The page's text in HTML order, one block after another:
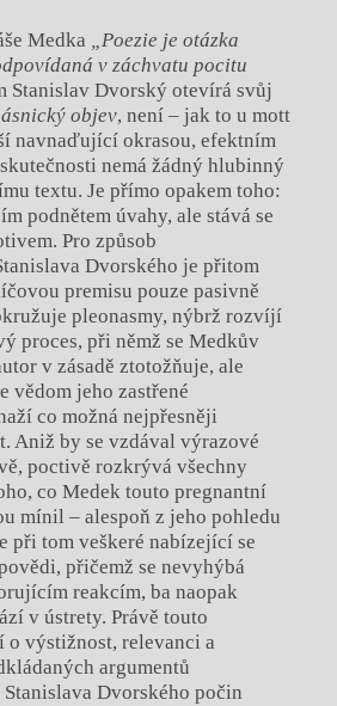
Medka „Poezie je otázka
v záchvatu pocitu
Stanislav Dvorský otevírá svůj
objev, není – jak to u mott
navnaďující okrasou, efektním
nemá žádný hlubinný
textu. Je přímo opakem toho:
podnětem úvahy, ale stává se
Pro způsob
Dvorského je přitom
premisu pouze pasivně
pleonasmy, nýbrž rozvíjí
proces, při němž se Medkův
v zásadě ztotožňuje, ale
vědom jeho zastřené
co možná nejpřesněji
Aniž by se vzdával výrazové
poctivě rozkrývá všechny
co Medek touto pregnantní
mínil – alespoň z jeho pohledu
při tom veškeré nabízející se
přičemž se nevyhýbá
reakcím, ba naopak
v ústrety. Právě touto
o výstižnost, relevanci a
argumentů
Dvorského počin